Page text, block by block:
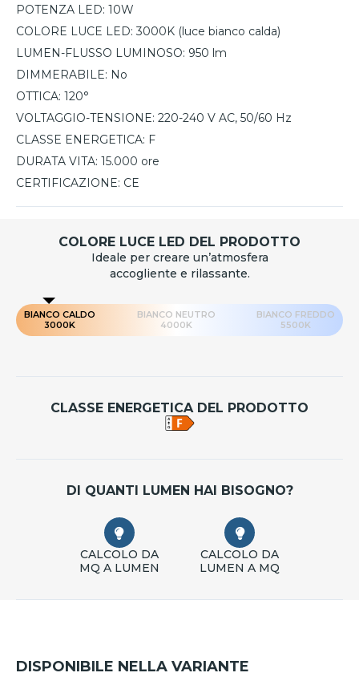
POTENZA LED: 10W
COLORE LUCE LED: 3000K (luce bianco calda)
LUMEN-FLUSSO LUMINOSO: 950 lm
DIMMERABILE: No
OTTICA: 120°
VOLTAGGIO-TENSIONE: 220-240 V AC, 50/60 Hz
CLASSE ENERGETICA: F
DURATA VITA: 15.000 ore
CERTIFICAZIONE: CE
COLORE LUCE LED DEL PRODOTTO
Ideale per creare un’atmosfera
accogliente e rilassante.
BIANCO CALDO
3000K
BIANCO NEUTRO
4000K
BIANCO FREDDO
5500K
CLASSE ENERGETICA DEL PRODOTTO
DI QUANTI LUMEN HAI BISOGNO?
CALCOLO DA
MQ A LUMEN
CALCOLO DA
LUMEN A MQ
DISPONIBILE NELLA VARIANTE